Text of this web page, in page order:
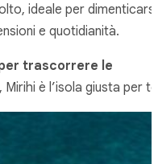
ideale per dimenticarsi
e quotidianità.
trascorrere le
è l’isola giusta per